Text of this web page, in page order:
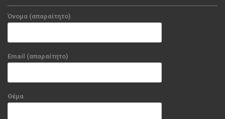
Όνομα (απαραίτητο)
Email (απαραίτητο)
Θέμα